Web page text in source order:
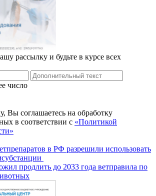
рассылку и будьте в курсе всех
число
Вы соглашаетесь на обработку
в соответствии с «Политикой
в РФ разрешили использовать
продлить до 2033 года ветправила по